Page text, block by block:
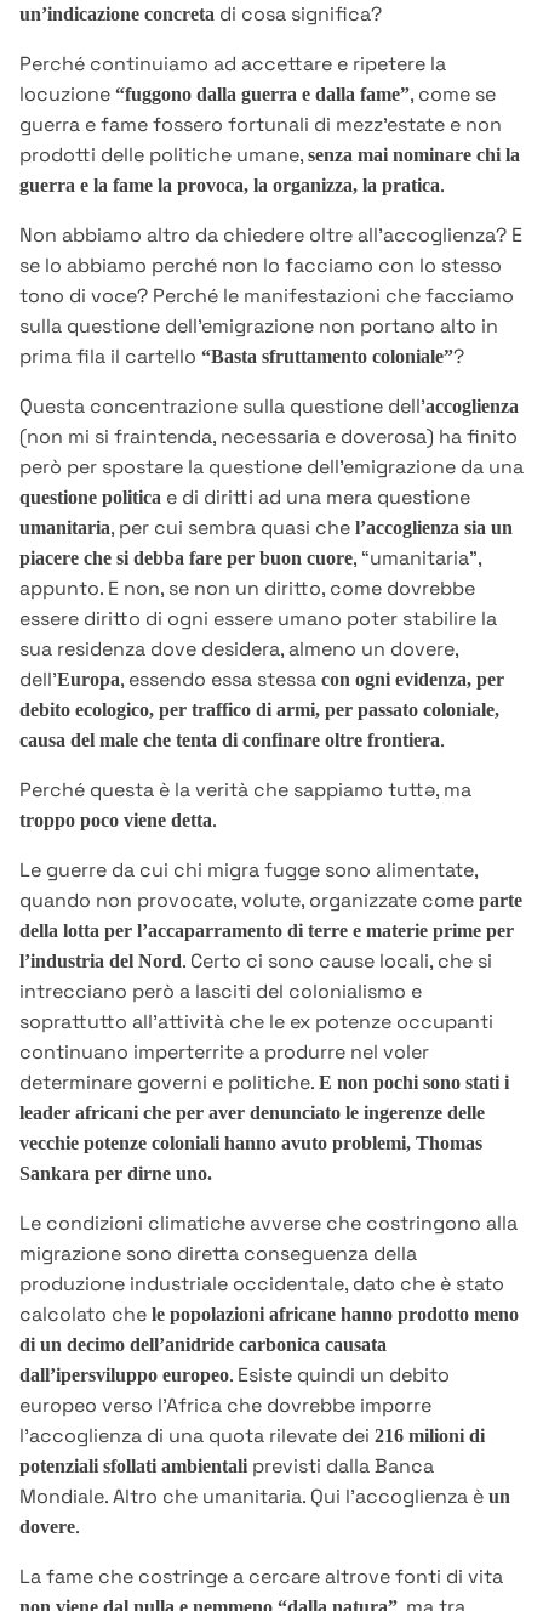
un’indicazione concreta di cosa significa?
Perché continuiamo ad accettare e ripetere la
locuzione “fuggono dalla guerra e dalla fame”, come se
guerra e fame fossero fortunali di mezz’estate e non
prodotti delle politiche umane, senza mai nominare chi la
guerra e la fame la provoca, la organizza, la pratica.
Non abbiamo altro da chiedere oltre all’accoglienza? E
se lo abbiamo perché non lo facciamo con lo stesso
tono di voce? Perché le manifestazioni che facciamo
sulla questione dell’emigrazione non portano alto in
prima fila il cartello “Basta sfruttamento coloniale”?
Questa concentrazione sulla questione dell’accoglienza
(non mi si fraintenda, necessaria e doverosa) ha finito
però per spostare la questione dell’emigrazione da una
questione politica e di diritti ad una mera questione
umanitaria, per cui sembra quasi che l’accoglienza sia un
piacere che si debba fare per buon cuore, “umanitaria”,
appunto. E non, se non un diritto, come dovrebbe
essere diritto di ogni essere umano poter stabilire la
sua residenza dove desidera, almeno un dovere,
dell’Europa, essendo essa stessa con ogni evidenza, per
debito ecologico, per traffico di armi, per passato coloniale,
causa del male che tenta di confinare oltre frontiera.
Perché questa è la verità che sappiamo tuttə, ma
troppo poco viene detta.
Le guerre da cui chi migra fugge sono alimentate,
quando non provocate, volute, organizzate come parte
della lotta per l’accaparramento di terre e materie prime per
l’industria del Nord. Certo ci sono cause locali, che si
intrecciano però a lasciti del colonialismo e
soprattutto all’attività che le ex potenze occupanti
continuano imperterrite a produrre nel voler
determinare governi e politiche. E non pochi sono stati i
leader africani che per aver denunciato le ingerenze delle
vecchie potenze coloniali hanno avuto problemi, Thomas
Sankara per dirne uno.
Le condizioni climatiche avverse che costringono alla
migrazione sono diretta conseguenza della
produzione industriale occidentale, dato che è stato
calcolato che le popolazioni africane hanno prodotto meno
di un decimo dell’anidride carbonica causata
dall’ipersviluppo europeo. Esiste quindi un debito
europeo verso l’Africa che dovrebbe imporre
l’accoglienza di una quota rilevate dei 216 milioni di
potenziali sfollati ambientali previsti dalla Banca
Mondiale. Altro che umanitaria. Qui l’accoglienza è un
dovere.
La fame che costringe a cercare altrove fonti di vita